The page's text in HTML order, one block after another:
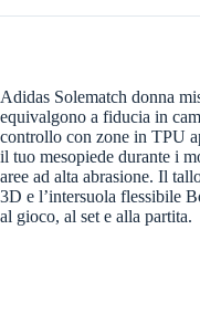
Adidas Solematch donna
equivalgono a fiducia in
controllo con zone in TPU
il tuo mesopiede durante i
aree ad alta abrasione. Il
3D e l’intersuola flessibile
al gioco, al set e alla partita.